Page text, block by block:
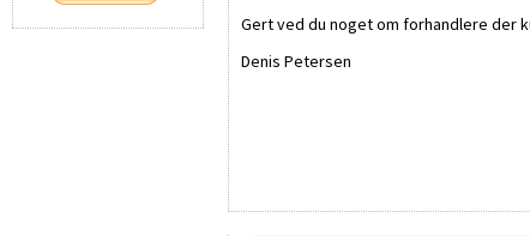
Gert ved du noget om forhandlere der
Denis Petersen